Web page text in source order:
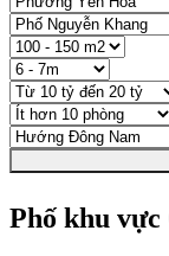
Phố khu